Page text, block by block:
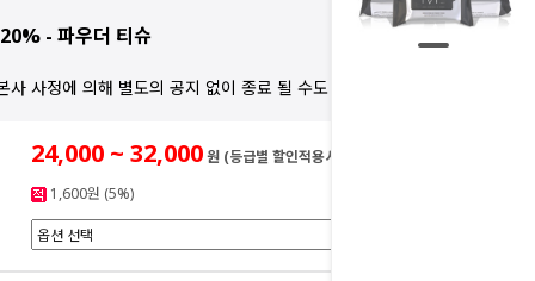
- 파우더 티슈
사 사정에 의해 별도의 공지 없이 종료 될 수도 있습니다.
24,000 ~ 32,000원 (등급별 할인적용시)
1,600원 (5%)